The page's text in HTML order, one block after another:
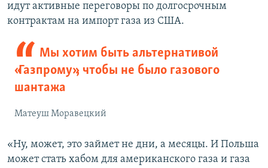
идут активные переговоры по долгосрочным
контрактам на импорт газа из США.
Мы хотим быть альтернативой
«Газпрому», чтобы не было газового
шантажа
Матеуш Моравецкий
«Ну, может, это займет не дни, а месяцы. И Польша
может стать хабом для американского газа и газа